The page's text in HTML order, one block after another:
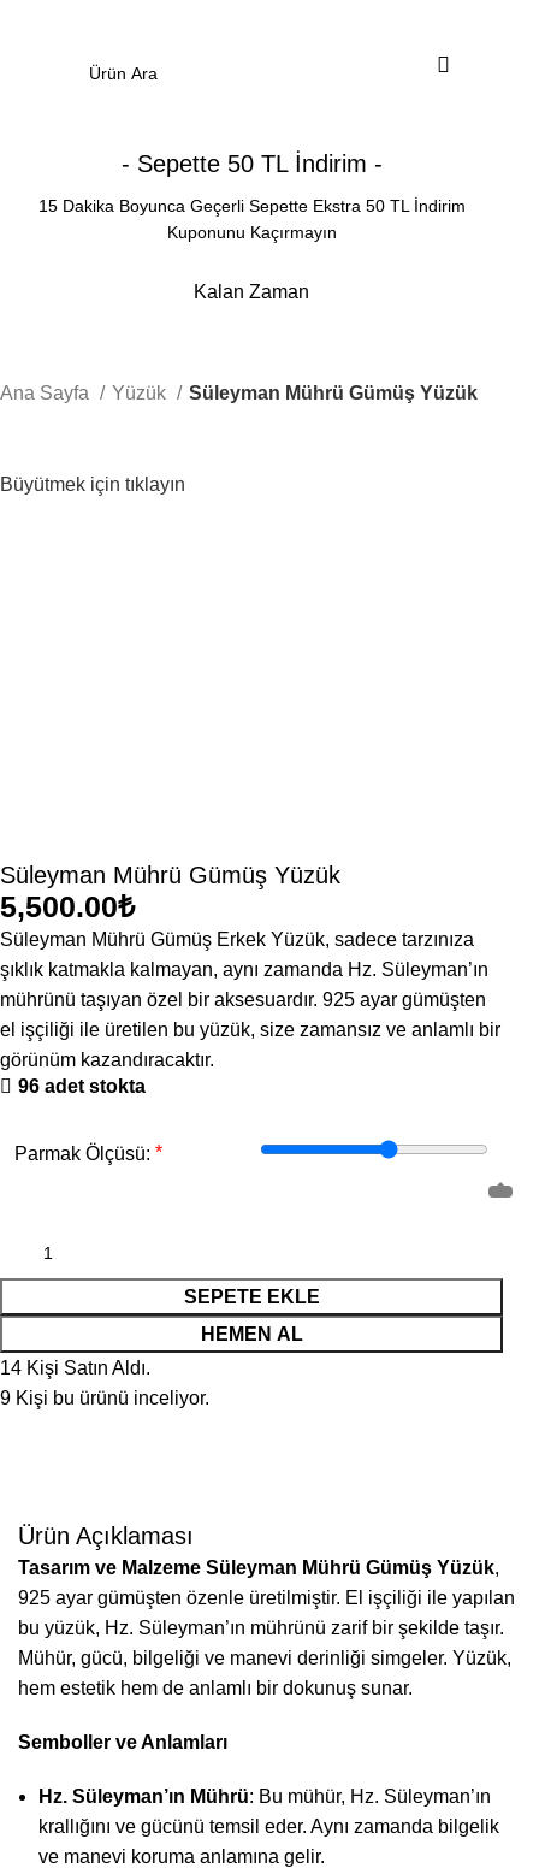
- Sepette 50 TL İndirim -
15 Dakika Boyunca Geçerli Sepette Ekstra 50 TL İndirim
Kuponunu Kaçırmayın
Kalan Zaman
Ana Sayfa Yüzük Süleyman Mührü Gümüş Yüzük
Büyütmek için tıklayın
Süleyman Mührü Gümüş Yüzük
₺
Süleyman Mührü Gümüş Erkek Yüzük, sadece tarzınıza
şıklık katmakla kalmayan, aynı zamanda Hz. Süleyman’ın
mührünü taşıyan özel bir aksesuardır. 925 ayar gümüşten
el işçiliği ile üretilen bu yüzük, size zamansız ve anlamlı bir
görünüm kazandıracaktır.
96 adet stokta
Parmak Ölçüsü: *
SEPETE EKLE
HEMEN AL
14 Kişi Satın Aldı.
9 Kişi bu ürünü inceliyor.
Ürün Açıklaması
Tasarım ve Malzeme Süleyman Mührü Gümüş Yüzük,
925 ayar gümüşten özenle üretilmiştir. El işçiliği ile yapılan
bu yüzük, Hz. Süleyman’ın mührünü zarif bir şekilde taşır.
Mühür, gücü, bilgeliği ve manevi derinliği simgeler. Yüzük,
hem estetik hem de anlamlı bir dokunuş sunar.
Semboller ve Anlamları
Hz. Süleyman’ın Mührü: Bu mühür, Hz. Süleyman’ın
krallığını ve gücünü temsil eder. Aynı zamanda bilgelik
ve manevi koruma anlamına gelir.